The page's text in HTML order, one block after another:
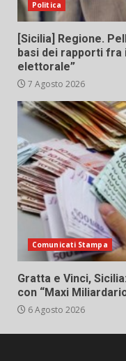
Politica
[Sicilia] Regione.
basi dei rapporti fra
elettorale”
7 Agosto 2026
Comunicati Stampa
Gratta e Vinci,
con “Maxi
6 Agosto 2026